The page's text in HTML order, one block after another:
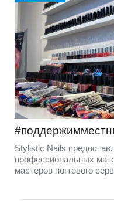
Stylistic Nails
профессиональных
мастеров ногтевого